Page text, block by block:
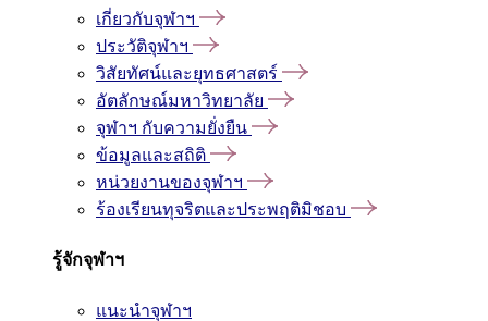
เกี่ยวกับจุฬาฯ
ประวัติจุฬาฯ
วิสัยทัศน์และยุทธศาสตร์
อัตลักษณ์มหาวิทยาลัย
จุฬาฯ กับความยั่งยืน
ข้อมูลและสถิติ
หน่วยงานของจุฬาฯ
ร้องเรียนทุจริตและประพฤติมิชอบ
รู้จักจุฬาฯ
แนะนำจุฬาฯ